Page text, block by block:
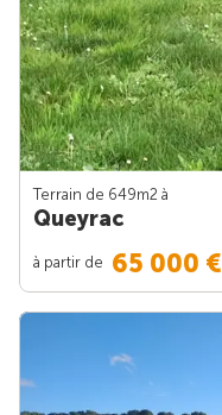
Terrain de 649m2 à
Queyrac
à partir de 65 000 €